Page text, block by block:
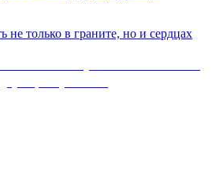
не только в граните, но и сердцах
не